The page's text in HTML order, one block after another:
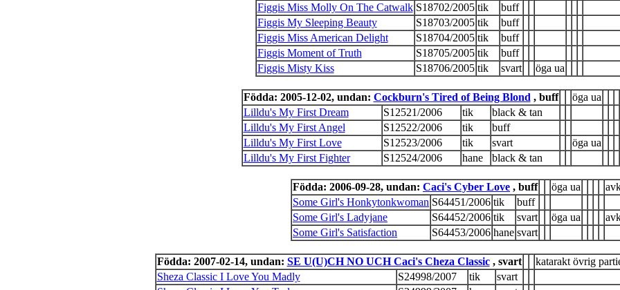
Figgis Miss Molly On The Catwalk S18702/2005 tik
buff
Figgis My Sleeping Beauty
S18703/2005 tik
buff
Figgis Miss American Delight
S18704/2005 tik
buff
Figgis Moment of Truth
S18705/2005 tik
buff
Figgis Misty Kiss
S18706/2005 tik svart öga ua
Födda: 2005-12-02, undan: Cockburn's Tired of Being Blond , buff öga ua
Lilldu's My First Dream
S12521/2006 tik
black & tan
Lilldu's My First Angel
S12522/2006 tik
buff
Lilldu's My First Love
S12523/2006 tik svart öga ua
Lilldu's My First Fighter
S12524/2006 hane black & tan
Födda: 2006-09-28, undan: Caci's Cyber Love , buff öga ua
Some Girl's Honkytonkwoman S64451/2006 tik
buff
Some Girl's Ladyjane
S64452/2006 tik svart öga ua
Some Girl's Satisfaction
S64453/2006 hane svart
Födda: 2007-02-14, undan: SE U(U)CH NO UCH Caci's Cheza Classic, svart katarakt övrig
Sheza Classic I Love You Madly
S24998/2007 tik svart